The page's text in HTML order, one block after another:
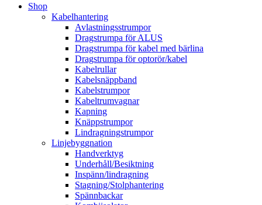
Shop
Kabelhantering
Avlastningsstrumpor
Dragstrumpa för ALUS
Dragstrumpa för kabel med bärlina
Dragstrumpa för optorör/kabel
Kabelrullar
Kabelsnäppband
Kabelstrumpor
Kabeltrumvagnar
Kapning
Knäppstrumpor
Lindragningstrumpor
Linjebyggnation
Handverktyg
Underhåll/Besiktning
Inspänn/lindragning
Stagning/Stolphantering
Spännbackar